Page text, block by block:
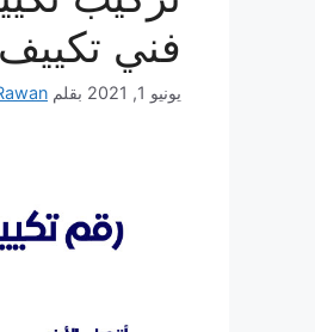
فني
يونيو 1, 2021 بقلم